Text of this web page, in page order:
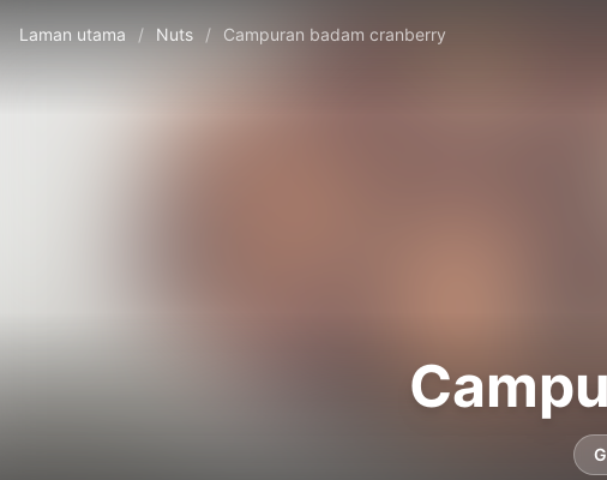
Laman utama / Nuts / Campuran badam cranberry